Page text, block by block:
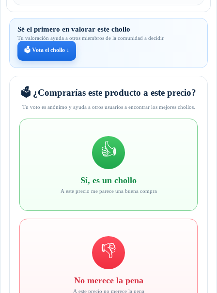
Sé el primero en valorar este chollo
Tu valoración ayuda a otros miembros de la comunidad a decidir.
🗳️ Vota el chollo ↓
🗳️ ¿Comprarías este producto a este precio?
Tu voto es anónimo y ayuda a otros usuarios a encontrar los mejores chollos.
👍
Sí, es un chollo
A este precio me parece una buena compra
👎
No merece la pena
A este precio no merece la pena